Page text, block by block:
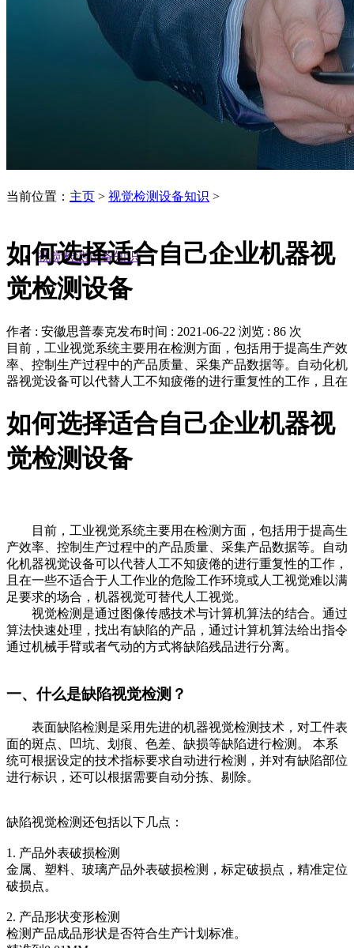
当前位置： 主页 > 视觉检测设备知识 >
视觉检测设备知识
如何选择适合自己企业机器视
觉检测设备
作者 : 安徽思普泰克发布时间 : 2021-06-22 浏览 : 86 次
目前，工业视觉系统主要用在检测方面，包括用于提高生产效
率、控制生产过程中的产品质量、采集产品数据等。自动化机
器视觉设备可以代替人工不知疲倦的进行重复性的工作，且在
如何选择适合自己企业机器视
觉检测设备
目前，工业视觉系统主要用在检测方面，包括用于提高生
产效率、控制生产过程中的产品质量、采集产品数据等。自动
化机器视觉设备可以代替人工不知疲倦的进行重复性的工作，
且在一些不适合于人工作业的危险工作环境或人工视觉难以满
足要求的场合，机器视觉可替代人工视觉。
视觉检测是通过图像传感技术与计算机算法的结合。通过
算法快速处理，找出有缺陷的产品，通过计算机算法给出指令
通过机械手臂或者气动的方式将缺陷残品进行分离。
一、什么是缺陷视觉检测？
表面缺陷检测是采用先进的机器视觉检测技术，对工件表
面的斑点、凹坑、划痕、色差、缺损等缺陷进行检测。 本系
统可根据设定的技术指标要求自动进行检测，并对有缺陷部位
进行标识，还可以根据需要自动分拣、剔除。
缺陷视觉检测还包括以下几点：
1. 产品外表破损检测
金属、塑料、玻璃产品外表破损检测，标定破损点，精准定位
破损点。
2. 产品形状变形检测
检测产品成品形状是否符合生产计划标准。